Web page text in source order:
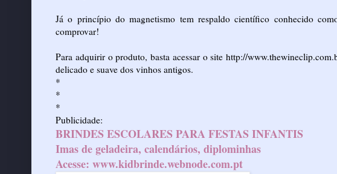
Já o princípio do magnetismo tem respaldo científico conhecido
comprovar!
Para adquirir o produto, basta acessar o sitehttp://
delicado e suave dos vinhos antigos.
*
*
*
Publicidade:
BRINDES ESCOLARES PARA FESTAS INFANTIS
Imas de geladeira, calendários, diplominhas
Acesse: www.kidbrinde.webnode.com.pt